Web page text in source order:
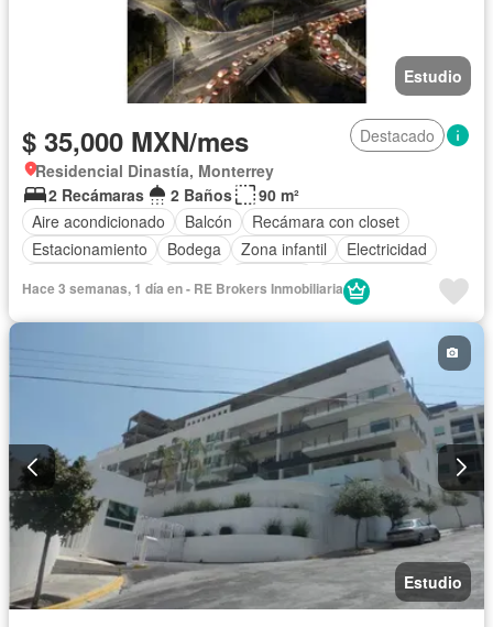
Estudio
$ 35,000 MXN/mes
Destacado
Residencial Dinastía, Monterrey
2 Recámaras
2 Baños
90 m²
Aire acondicionado
Balcón
Recámara con closet
Estacionamiento
Bodega Zona infantil
Electricidad
Cocina integral
Gas natural
Hace 3 semanas, 1 día en - RE Brokers Inmobiliaria
Estudio